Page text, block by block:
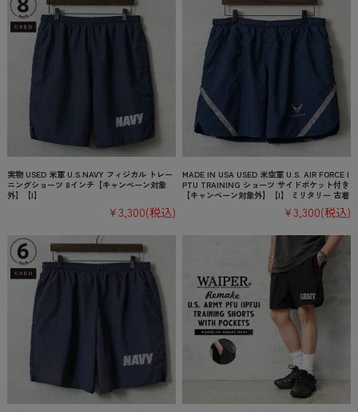
実物 USED 米軍 U.S.NAVY フィジカル トレー
ニングショーツ 8インチ【キャンペーン対象
外】【I】
¥3,300(税込)
MADE IN USA USED 米空軍 U.S. AIR FORCE I
PTU TRAINING ショーツ サイドポケット付き
【キャンペーン対象外】【I】 ミリタリー 古着
¥3,300(税込)